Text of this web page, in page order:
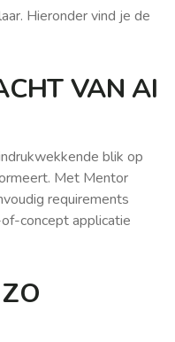
Hieronder vind je de
VAN AI
blik op
Met Mentor
requirements
concept applicatie